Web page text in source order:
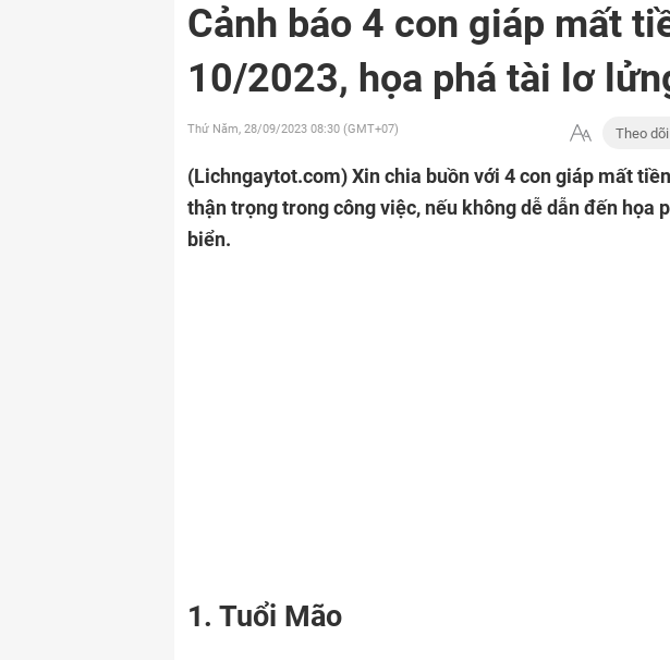
Cảnh báo 4 con giáp mất
10/2023, họa phá tài lơ
Thứ Năm, 28/09/2023 08:30 (GMT+07) Theo
(Lichngaytot.com)Xin chia buồn với 4 con giáp mất
thận trọng trong công việc, nếu không dễ dẫn đến họa
biển.
1. Tuổi Mão